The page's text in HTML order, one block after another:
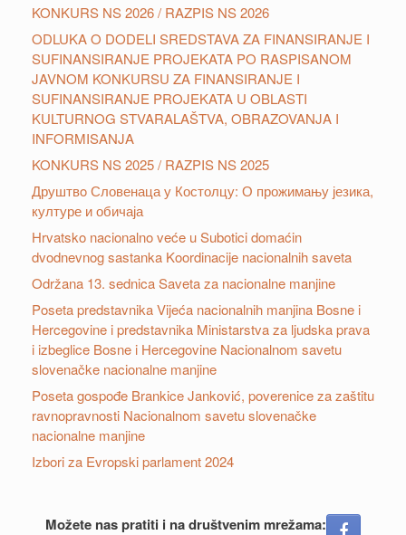
KONKURS NS 2026 / RAZPIS NS 2026
ODLUKA O DODELI SREDSTAVA ZA FINANSIRANJE I
SUFINANSIRANJE PROJEKATA PO RASPISANOM
JAVNOM KONKURSU ZA FINANSIRANJE I
SUFINANSIRANJE PROJEKATA U OBLASTI
KULTURNOG STVARALAŠTVA, OBRAZOVANJA I
INFORMISANJA
KONKURS NS 2025 / RAZPIS NS 2025
Друштвo Словенаца у Костолцу: О прожимању језика,
културе и обичаја
Hrvatsko nacionalno veće u Subotici domaćin
dvodnevnog sastanka Koordinacije nacionalnih saveta
Održana 13. sednica Saveta za nacionalne manjine
Poseta predstavnika Vijeća nacionalnih manjina Bosne i
Hercegovine i predstavnika Ministarstva za ljudska prava
i izbeglice Bosne i Hercegovine Nacionalnom savetu
slovenačke nacionalne manjine
Poseta gospođe Brankice Janković, poverenice za zaštitu
ravnopravnosti Nacionalnom savetu slovenačke
nacionalne manjine
Izbori za Evropski parlament 2024
Možete nas pratiti i na društvenim mrežama: